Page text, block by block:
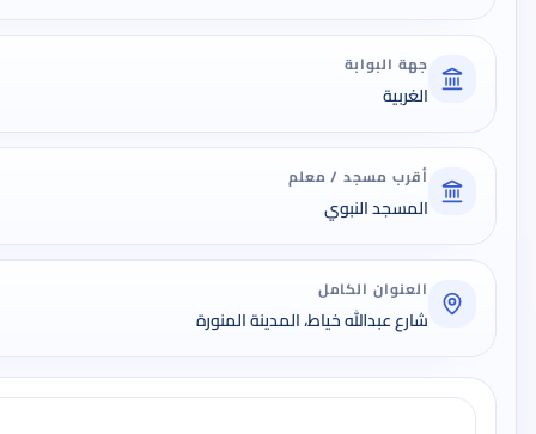
جهة البوابة
الغربية
أقرب مسجد / معلم
المسجد النبوي
العنوان الكامل
شارع عبدالله خياط، المدينة المنورة